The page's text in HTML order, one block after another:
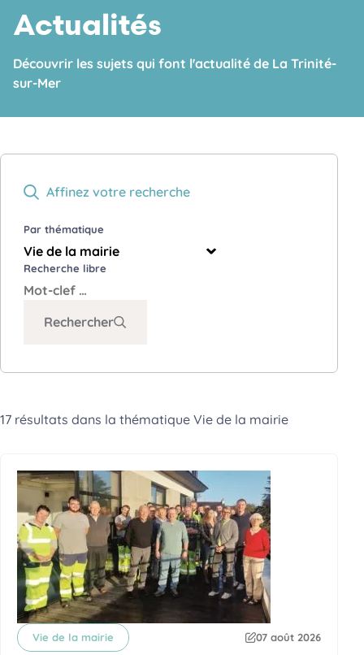
n
Actualités
Découvrir les sujets qui font l'actualité de La Trinité-
sur-Mer
Affinez votre recherche
Par thématique
Recherche libre
Rechercher
17 résultats dans la thématique Vie de la mairie
Catégorie
Vie de la mairie Date de publication
07 août 2026